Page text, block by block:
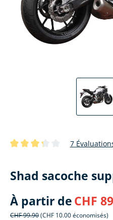
7
Shad sacoche
À partir deCHF
CHF 99.90(CHF 10.00 économisés)